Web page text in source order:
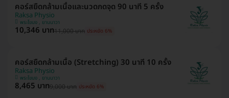
คอร์สยืดกล้ามเนื้อและนวดกดจุด 90 นาที 5 ครั้ง
Raksa Physio
พระโขนง , ยานนาวา
10,346 บาท11,000 บาท ประหยัด 6%
คอร์สยืดกล้ามเนื้อ (Stretching) 30 นาที 10 ครั้ง
Raksa Physio
พระโขนง , ยานนาวา
8,465 บาท9,000 บาท ประหยัด 6%